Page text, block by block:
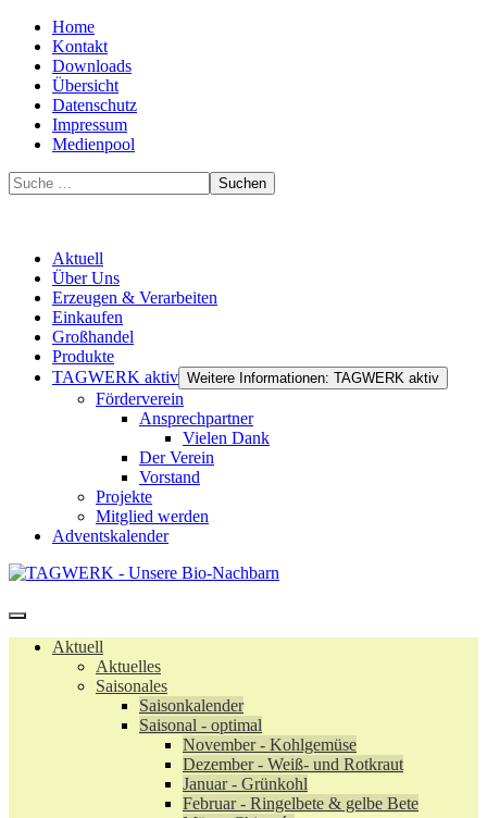
Home
Kontakt
Downloads
Übersicht
Datenschutz
Impressum
Medienpool
Suchen
Aktuell
Über Uns
Erzeugen & Verarbeiten
Einkaufen
Großhandel
Produkte
TAGWERK aktiv Weitere Informationen: TAGWERK aktiv
Förderverein
Ansprechpartner
Vielen Dank
Der Verein
Vorstand
Projekte
Mitglied werden
Adventskalender
Aktuell
Aktuelles
Saisonales
Saisonkalender
Saisonal - optimal
November - Kohlgemüse
Dezember - Weiß- und Rotkraut
Januar - Grünkohl
Februar - Ringelbete & gelbe Bete